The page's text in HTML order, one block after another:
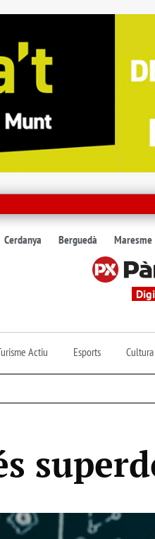
Cerdanya Berguedà Maresme
Actiu Esports Cultura